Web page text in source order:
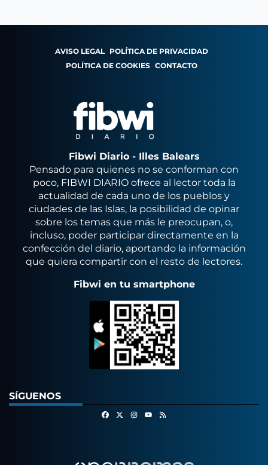
AVISO LEGAL POLÍTICA DE PRIVACIDAD
POLÍTICA DE COOKIES CONTACTO
Fibwi Diario - Illes Balears
Pensado para quienes no se conforman con
poco, FIBWI DIARIO ofrece al lector toda la
actualidad de cada uno de los pueblos y
ciudades de las Islas, la posibilidad de opinar
sobre los temas que más le preocupan, o,
incluso, poder participar directamente en la
confección del diario, aportando la información
que quiera compartir con el resto de lectores.
Fibwi en tu smartphone
SÍGUENOS
FacebookInstagram